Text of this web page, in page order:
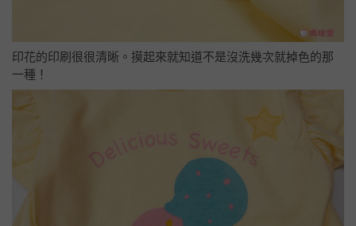
印花的印刷很很清晰。摸起來就知道不是沒洗幾次就掉色的那
一種！